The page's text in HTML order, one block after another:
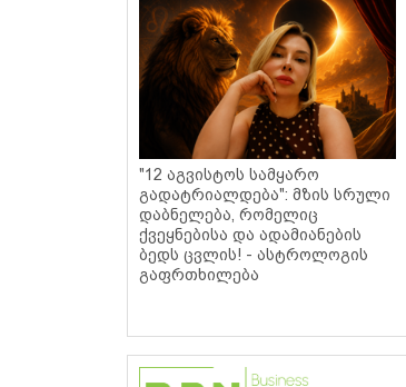
"12 აგვისტოს სამყარო
გადატრიალდება": მზის სრული
დაბნელება, რომელიც
ქვეყნებისა და ადამიანების
ბედს ცვლის! - ასტროლოგის
გაფრთხილება